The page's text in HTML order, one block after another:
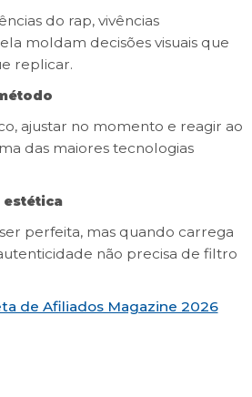
do rap, vivências
moldam decisões visuais que
replicar.
ajustar no momento e reagir ao
das maiores tecnologias
estética
perfeita, mas quando carrega
não precisa de filtro
de Afiliados Magazine 2026